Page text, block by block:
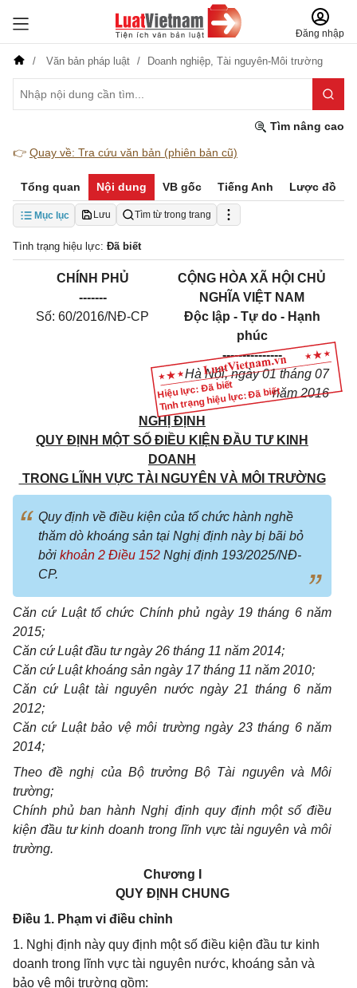
Đăng nhập
Văn bản pháp luật Doanh nghiệp, Tài nguyên-Môi trường
Tìm nâng cao
👉 Quay về: Tra cứu văn bản (phiên bản cũ)
Tổng quan Nội dung VB gốc Tiếng Anh Lược đồ
Mục lục Lưu Tìm từ trong trang
Tình trạng hiệu lực: Đã biết
Hiệu lực: Đã biết
Tình trạng hiệu lực: Đã biết
CHÍNH PHỦ
-------
Số: 60/2016/NĐ-CP
CỘNG HÒA XÃ HỘI CHỦ
NGHĨA VIỆT NAM
Độc lập - Tự do - Hạnh
phúc
---------------
Hà Nội,ngày 01tháng 07
năm 2016
NGHỊ ĐỊNH
QUY ĐỊNH MỘT SỐ ĐIỀU KIỆN ĐẦU TƯ KINH
DOANH
TRONG LĨNH VỰC TÀI NGUYÊN VÀ MÔI TRƯỜNG
Quy định về điều kiện của tổ chức hành nghề
thăm dò khoáng sản tại Nghị định này bị bãi bỏ
bởi khoản 2 Điều 152 Nghị định 193/2025/NĐ-
CP.
Căn cứ Luật tổchức Chính phủ ngày 19tháng 6 năm
2015;
Căn cứ Luật đầu tư ngày 26 tháng 11 năm 2014;
Căn cứ Luật khoáng sản ngày 17 tháng 11 năm 2010;
Căn cứ Luật tài nguyên nước ngày 21 tháng 6 năm
2012;
Căn cứ Luật bảo vệ môi trường ngày 23tháng 6 năm
2014;
Theo đề nghị của Bộ trưởng Bộ Tài nguyên và Môi
trường;
Chính phủ ban hành Nghị định quy định một sốđiều
kiện đầu tư kinh doanhtrong lĩnh vực tài nguyên và môi
trường.
Chương I
QUY ĐỊNH CHUNG
Điều 1. Phạm vi điều chỉnh
1. Nghị định này quy định một số điều kiện đầu tư kinh
doanh trong lĩnh vực tài nguyên nước, khoáng sản và
bảo vệ môi trường gồm: